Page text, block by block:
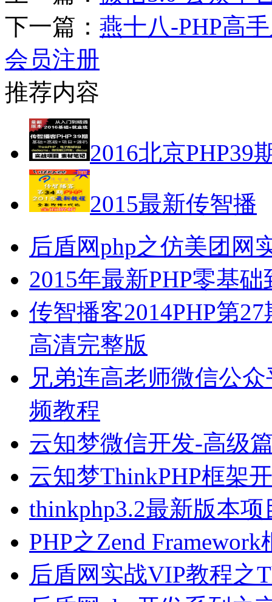
下一篇： 燕十八-PHP高
会员注册
推荐内容
2016北京PHP39
2015最新传智播
后盾网php之仿美团网
2015年最新PHP零基
传智播客2014PHP第
高清完整版
兄弟连高老师微信公
频教程
云知梦微信开发-高级
云知梦ThinkPHP框架
thinkphp3.2最新版本
PHP之Zend
后盾网实战VIP教程之